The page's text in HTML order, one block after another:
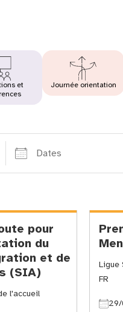
et
Journée orientation
Dates
pour
du
et de
(SIA)
l'accueil
Ligue
FR